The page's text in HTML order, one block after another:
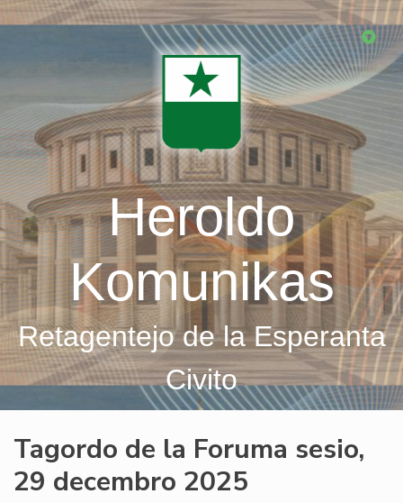
Skip
Heroldo
Komunikas
Retagentejo de la Esperanta
Civito
Tagordo de la Foruma sesio,
29 decembro 2025